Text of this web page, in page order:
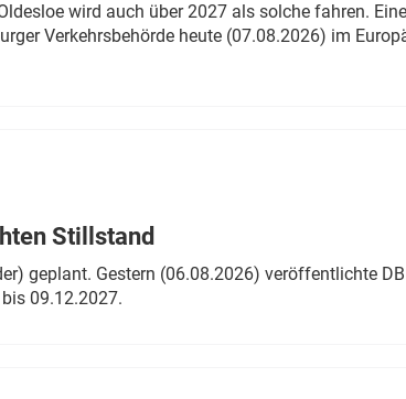
wird auch über 2027 als solche fahren. Eine
Verkehrsbehörde heute (07.08.2026) im
Stillstand
geplant. Gestern (06.08.2026) veröffentlichte
09.12.2027.